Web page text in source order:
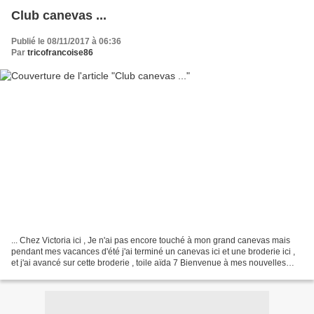
Club canevas ...
Publié le 08/11/2017 à 06:36
Par tricofrancoise86
... Chez Victoria ici , Je n'ai pas encore touché à mon grand canevas mais
pendant mes vacances d'été j'ai terminé un canevas ici et une broderie ici ,
et j'ai avancé sur cette broderie , toile aïda 7 Bienvenue à mes nouvelles